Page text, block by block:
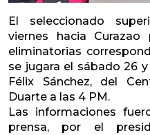
El seleccionado
viernes hacia
eliminatorias
se jugara el sábado 26
Félix Sánchez, del
Duarte a las 4 PM.
Las informaciones
prensa, por el